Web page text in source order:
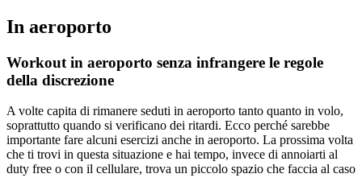
In aeroporto
Workout in aeroporto senza infrangere le regole
della discrezione
A volte capita di rimanere seduti in aeroporto tanto quanto in volo,
soprattutto quando si verificano dei ritardi. Ecco perché sarebbe
importante fare alcuni esercizi anche in aeroporto. La prossima volta
che ti trovi in questa situazione e hai tempo, invece di annoiarti al
duty free o con il cellulare, trova un piccolo spazio che faccia al caso